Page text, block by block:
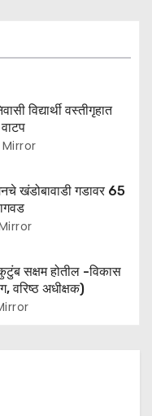
विद्यार्थी वस्तीगृहात
Mirror
खंडोबावाडी गडावर 65
सक्षम होतील -विकास
वरिष्ठ अधीक्षक)